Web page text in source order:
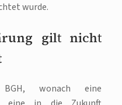
wurde.
gilt nicht
wonach eine